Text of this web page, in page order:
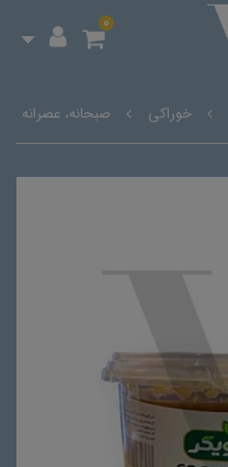
0
خوراکی صبحانه، عصرانه